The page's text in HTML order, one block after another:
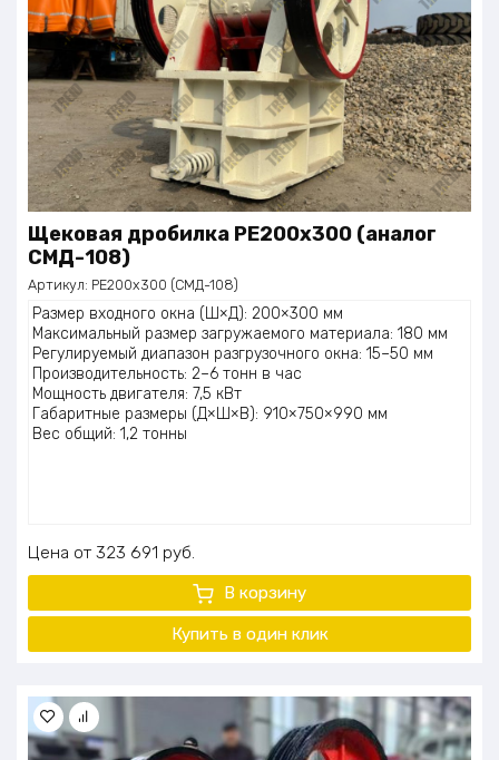
Щековая дробилка PE200x300 (аналог
СМД-108)
Артикул: PE200x300 (СМД-108)
Размер входного окна (Ш×Д): 200×300 мм
Максимальный размер загружаемого материала: 180 мм
Регулируемый диапазон разгрузочного окна: 15–50 мм
Производительность: 2–6 тонн в час
Мощность двигателя: 7,5 кВт
Габаритные размеры (Д×Ш×В): 910×750×990 мм
Вес общий: 1,2 тонны
Цена 323 691 руб.
В корзину
Купить в один клик